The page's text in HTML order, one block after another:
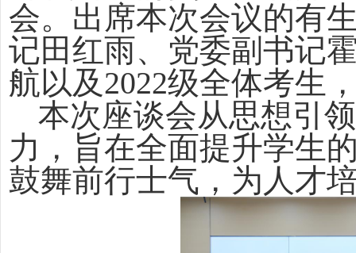
会。出席本次会议的有
记田红雨、党委副书记
航以及2022级全体考生
本次座谈会从思想引
力，旨在全面提升学生
鼓舞前行士气，为人才